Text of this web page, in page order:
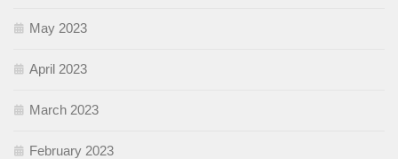
May 2023
April 2023
March 2023
February 2023